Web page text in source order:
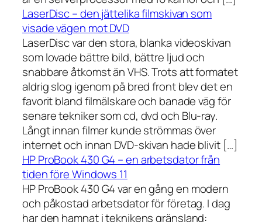
LaserDisc – den jättelika filmskivan som
visade vägen mot DVD
LaserDisc var den stora, blanka videoskivan
som lovade bättre bild, bättre ljud och
snabbare åtkomst än VHS. Trots att formatet
aldrig slog igenom på bred front blev det en
favorit bland filmälskare och banade väg för
senare tekniker som cd, dvd och Blu-ray.
Långt innan filmer kunde strömmas över
internet och innan DVD-skivan hade blivit […]
HP ProBook 430 G4 – en arbetsdator från
tiden före Windows 11
HP ProBook 430 G4 var en gång en modern
och påkostad arbetsdator för företag. I dag
har den hamnat i teknikens gränsland: